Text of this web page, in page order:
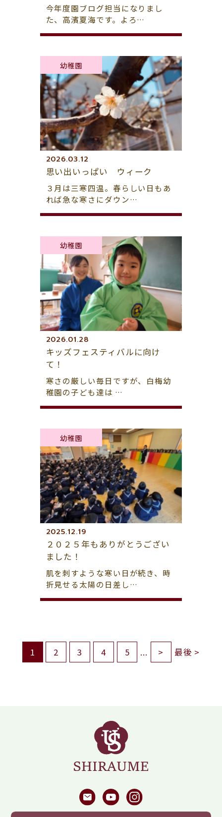
今年度園ブログ担当になりまし
た、高濱夏海です。よろ…
2026.03.12
思い出いっぱい ウィーク
３月は三寒四温。春らしい日もあ
れば急な寒さにダウン…
幼稚園
2026.01.28
キッズフェスティバルに向け
て！
寒さの厳しい毎日ですが、白梅幼
稚園の子ども達は …
幼稚園
2025.12.19
２０２５年もありがとうござい
ました！
肌を刺すような寒い日が続き、時
折見せる太陽の日差し…
幼稚園
1 2 3 4 5 ... > 最後 >